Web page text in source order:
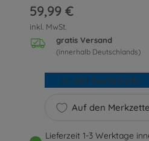
59,99 €
inkl. MwSt.
gratis Versand
(innerhalb Deutschlands)
Auf den
In den Warenkorb
Lieferzeit 1-3 Werktage